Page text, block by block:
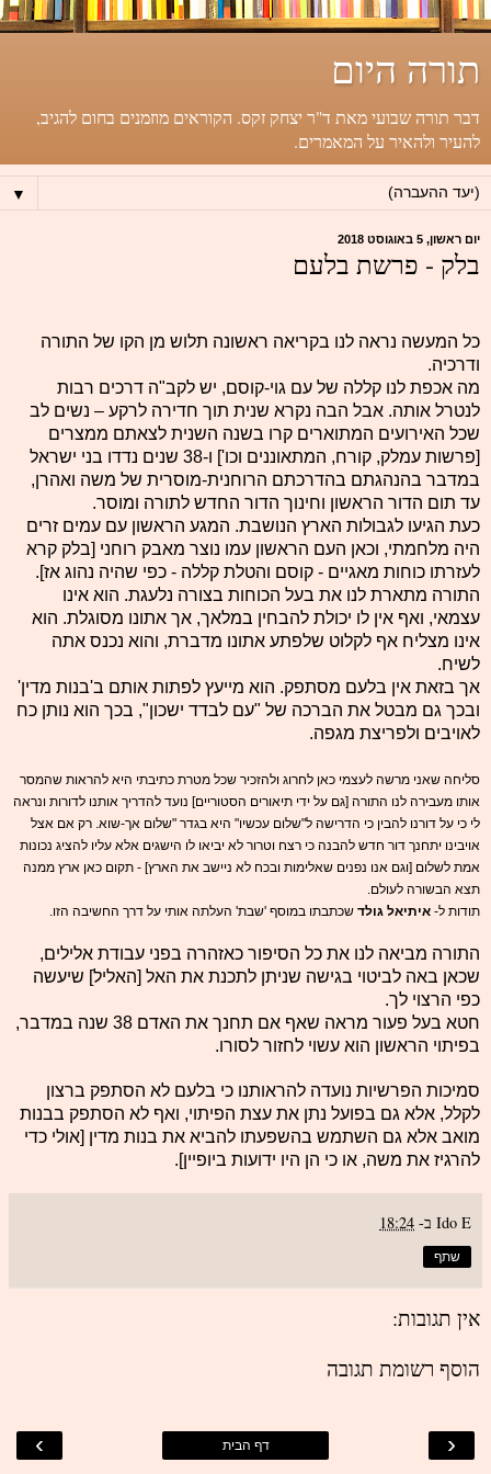
תורה היום
דבר תורה שבועי מאת ד"ר יצחק זקס. הקוראים מוזמנים בחום להגיב,
להעיר ולהאיר על המאמרים.
▼
יום ראשון, 5 באוגוסט 2018
בלק - פרשת בלעם
כל המעשה נראה לנו בקריאה ראשונה תלוש מן הקו של התורה
ודרכיה.
מה אכפת לנו קללה של עם גוי-קוסם, יש לקב"ה דרכים רבות
לנטרל אותה. אבל הבה נקרא שנית תוך חדירה לרקע – נשים לב
שכל האירועים המתוארים קרו בשנה השנית לצאתם ממצרים
[פרשות עמלק, קורח, המתאוננים וכו'] ו-38 שנים נדדו בני ישראל
במדבר בהנהגתם בהדרכתם הרוחנית-מוסרית של משה ואהרן,
עד תום הדור הראשון וחינוך הדור החדש לתורה ומוסר.
כעת הגיעו לגבולות הארץ הנושבת. המגע הראשון עם עמים זרים
היה מלחמתי, וכאן העם הראשון עמו נוצר מאבק רוחני [בלק קרא
לעזרתו כוחות מאגיים - קוסם והטלת קללה - כפי שהיה נהוג אז].
התורה מתארת לנו את בעל הכוחות בצורה נלעגת. הוא אינו
עצמאי, ואף אין לו יכולת להבחין במלאך, אך אתונו מסוגלת. הוא
אינו מצליח אף לקלוט שלפתע אתונו מדברת, והוא נכנס אתה
לשיח.
אך בזאת אין בלעם מסתפק. הוא מייעץ לפתות אותם ב'בנות מדין'
ובכך גם מבטל את הברכה של "עם לבדד ישכון", בכך הוא נותן כח
לאויבים ולפריצת מגפה.
סליחה שאני מרשה לעצמי כאן לחרוג ולהזכיר שכל מטרת כתיבתי היא להראות שהמסר
אותו מעבירה לנו התורה [גם על ידי תיאורים הסטוריים] נועד להדריך אותנו לדורות ונראה
לי כי על דורנו להבין כי הדרישה ל"שלום עכשיו" היא בגדר "שלום אך-שוא. רק אם אצל
אויבינו יתחנך דור חדש להבנה כי רצח וטרור לא יביאו לו הישגים אלא עליו להציג נכונות
אמת לשלום [וגם אנו נפנים שאלימות ובכח לא ניישב את הארץ] - תקום כאן ארץ ממנה
תצא הבשורה לעולם.
תודות ל- איתיאל גולד שכתבתו במוסף 'שבת' העלתה אותי על דרך החשיבה הזו.
התורה מביאה לנו את כל הסיפור כאזהרה בפני עבודת אלילים,
שכאן באה לביטוי בגישה שניתן לתכנת את האל [האליל] שיעשה
כפי הרצוי לך.
חטא בעל פעור מראה שאף אם תחנך את האדם 38 שנה במדבר,
בפיתוי הראשון הוא עשוי לחזור לסורו.
סמיכות הפרשיות נועדה להראותנו כי בלעם לא הסתפק ברצון
לקלל, אלא גם בפועל נתן את עצת הפיתוי, ואף לא הסתפק בבנות
מואב אלא גם השתמש בהשפעתו להביא את בנות מדין [אולי כדי
להרגיז את משה, או כי הן היו ידועות ביופיין].
Ido E ב- 18:24
שתף
אין תגובות:
הוסף רשומת תגובה
‹
› דף הבית